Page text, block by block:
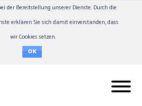
der Bereitstellung unserer Dienste. Durch die
erklären Sie sich damit einverstanden, dass
wir Cookies setzen.
OK